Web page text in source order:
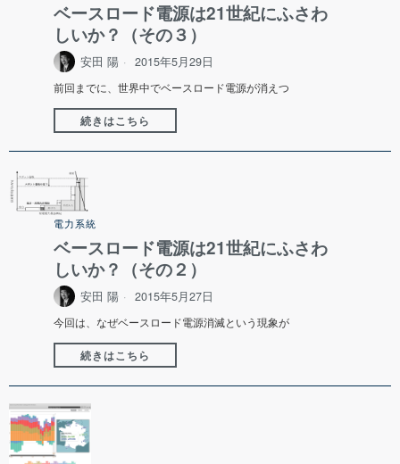
ベースロード電源は21世紀にふさわ
しいか？（その３）
安田 陽 2015年5月29日
前回までに、世界中でベースロード電源が消えつ
続きはこちら
電力系統
ベースロード電源は21世紀にふさわ
しいか？（その２）
安田 陽 2015年5月27日
今回は、なぜベースロード電源消滅という現象が
続きはこちら